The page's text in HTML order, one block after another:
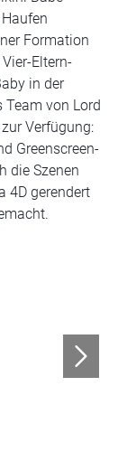
Formation
Eltern-
in der
Team von Lord
Verfügung:
Greenscreen-
die Szenen
4D gerendert